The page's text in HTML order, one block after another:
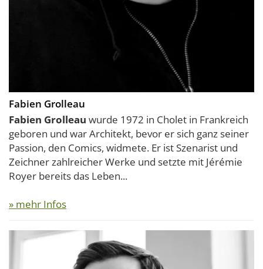
Fabien Grolleau
Fabien Grolleau wurde 1972 in Cholet in Frankreich
geboren und war Architekt, bevor er sich ganz seiner
Passion, den Comics, widmete. Er ist Szenarist und
Zeichner zahlreicher Werke und setzte mit Jérémie
Royer bereits das Leben...
» mehr Infos